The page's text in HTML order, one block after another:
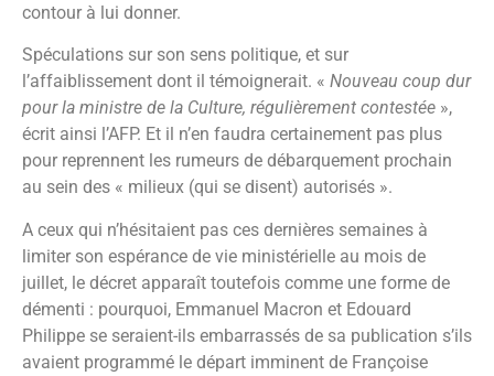
contour à lui donner.
Spéculations sur son sens politique, et sur
l’affaiblissement dont il témoignerait. « Nouveau coup dur
pour la ministre de la Culture, régulièrement contestée »,
écrit ainsi l’AFP. Et il n’en faudra certainement pas plus
pour reprennent les rumeurs de débarquement prochain
au sein des « milieux (qui se disent) autorisés ».
A ceux qui n’hésitaient pas ces dernières semaines à
limiter son espérance de vie ministérielle au mois de
juillet, le décret apparaît toutefois comme une forme de
démenti : pourquoi, Emmanuel Macron et Edouard
Philippe se seraient-ils embarrassés de sa publication s’ils
avaient programmé le départ imminent de Françoise